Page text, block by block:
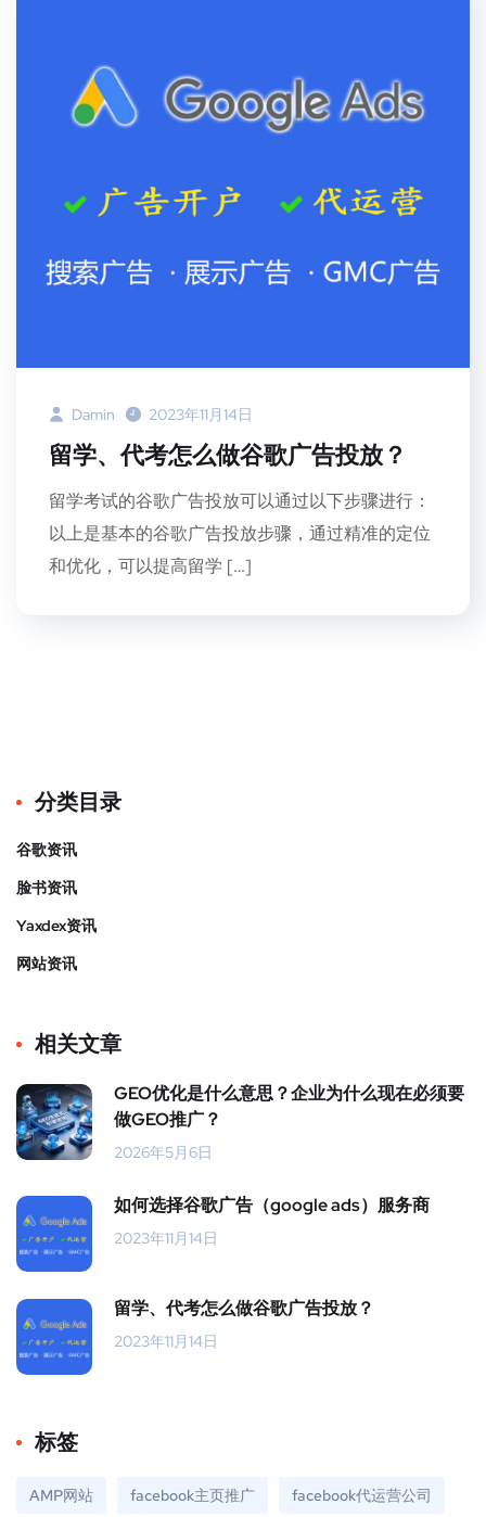
Damin 2023年11月14日
留学、代考怎么做谷歌广告投放？
留学考试的谷歌广告投放可以通过以下步骤进行：
以上是基本的谷歌广告投放步骤，通过精准的定位
和优化，可以提高留学 […]
分类目录
谷歌资讯
脸书资讯
Yaxdex资讯
网站资讯
相关文章
GEO优化是什么意思？企业为什么现在必须要
做GEO推广？
2026年5月6日
如何选择谷歌广告（google ads）服务商
2023年11月14日
留学、代考怎么做谷歌广告投放？
2023年11月14日
标签
AMP网站 facebook主页推广 facebook代运营公司